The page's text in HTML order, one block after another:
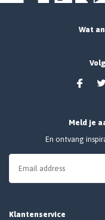
Wat
Meld je
En ontvang
Klantenservice